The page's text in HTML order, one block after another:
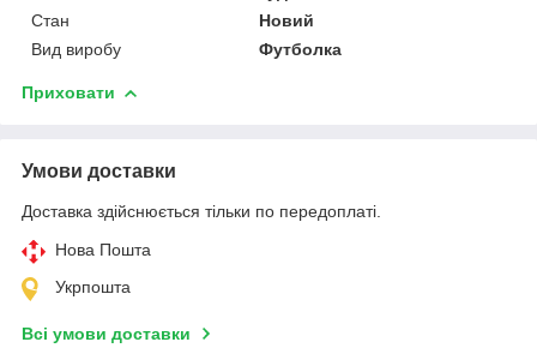
Стан
Новий
Вид виробу
Футболка
Приховати
Умови доставки
Доставка здійснюється тільки по передоплаті.
Нова Пошта
Укрпошта
Всі умови доставки